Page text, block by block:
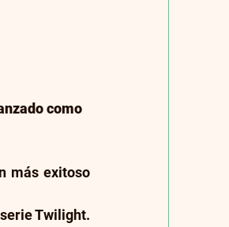
como
más exitoso
Twilight.